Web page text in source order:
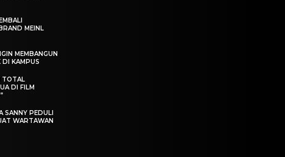
MEINL
MEMBANGUN
DI KAMPUS
TOTAL
DI FILM
SANNY PEDULI
WARTAWAN